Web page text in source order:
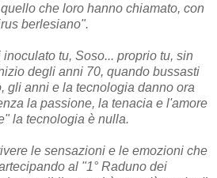
che loro hanno chiamato, con
berlesiano".
tu, Soso... proprio tu, sin
degli anni 70, quando bussasti
gli anni e la tecnologia danno ora
la passione, la tenacia e l'amore
la tecnologia è nulla.
le sensazioni e le emozioni che
al "1° Raduno dei